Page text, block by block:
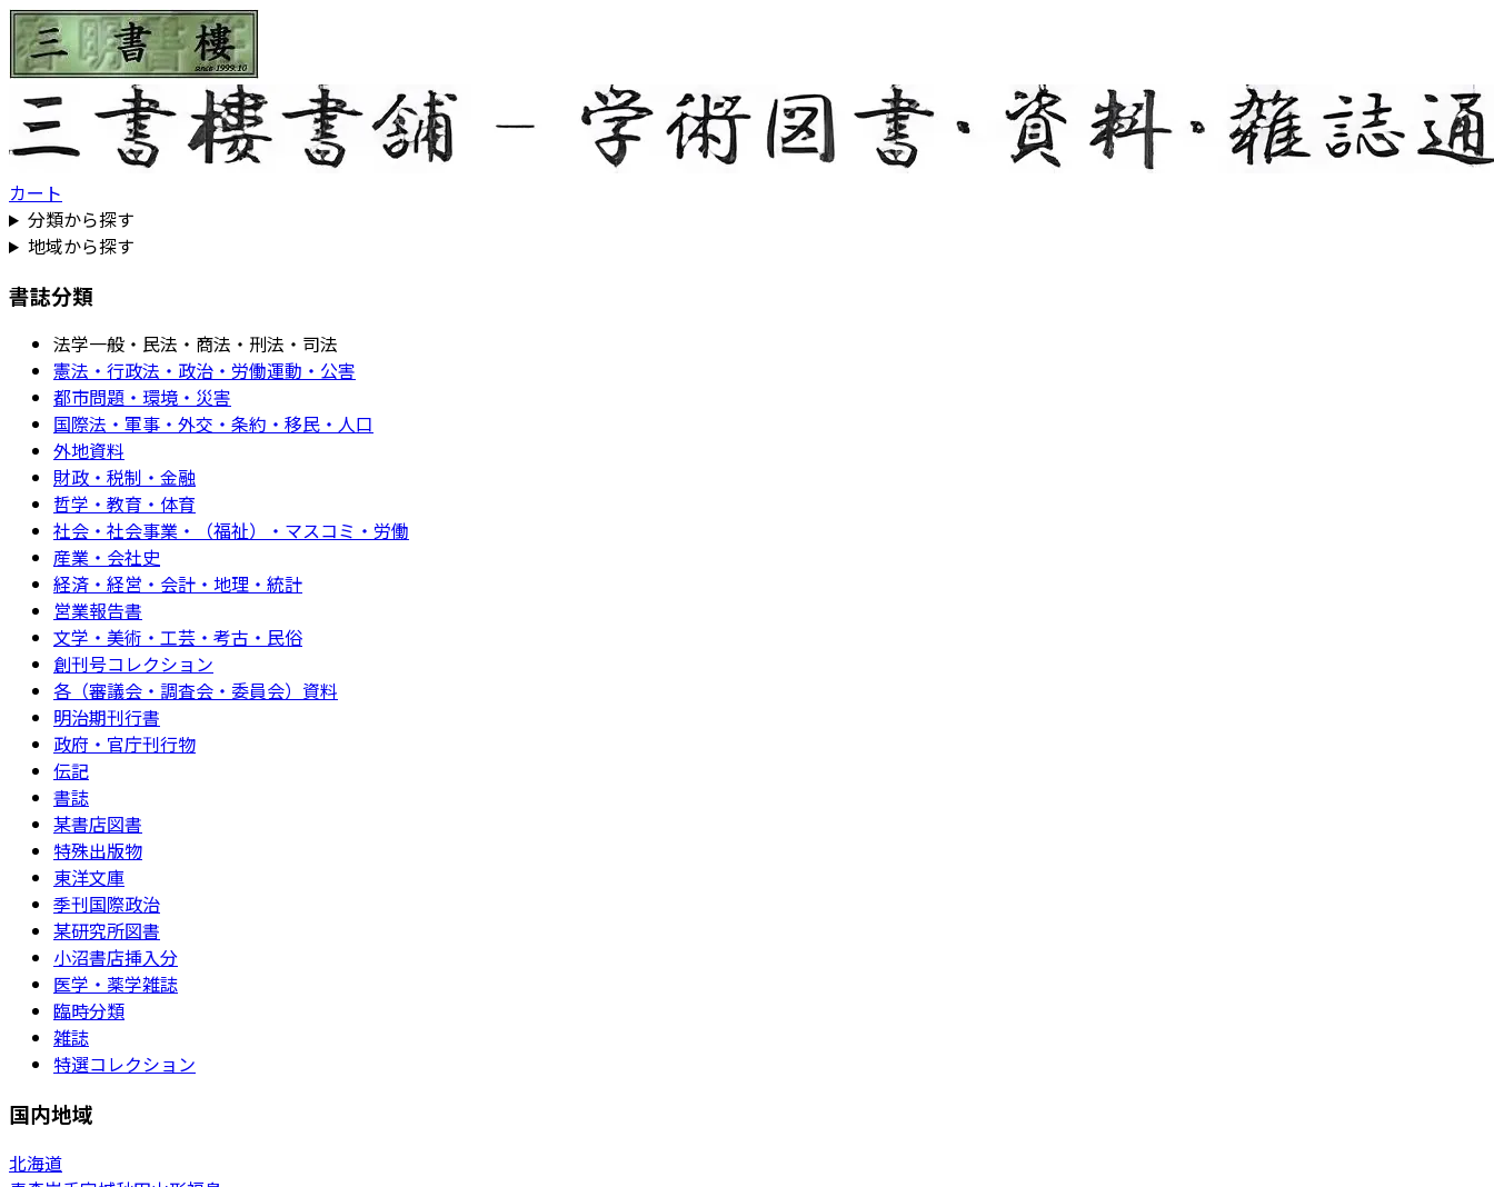
カート
分類から探す
地域から探す
書誌分類
法学一般・民法・商法・刑法・司法
憲法・行政法・政治・労働運動・公害
都市問題・環境・災害
国際法・軍事・外交・条約・移民・人口
外地資料
財政・税制・金融
哲学・教育・体育
社会・社会事業・（福祉）・マスコミ・労働
産業・会社史
経済・経営・会計・地理・統計
営業報告書
文学・美術・工芸・考古・民俗
創刊号コレクション
各（審議会・調査会・委員会）資料
明治期刊行書
政府・官庁刊行物
伝記
書誌
某書店図書
特殊出版物
東洋文庫
季刊国際政治
某研究所図書
小沼書店挿入分
医学・薬学雑誌
臨時分類
雑誌
特選コレクション
国内地域
北海道